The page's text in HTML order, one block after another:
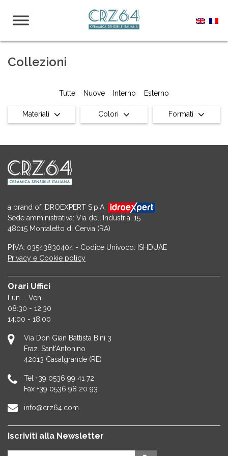
Collezioni
Tutte Nuove Interno Esterno
Materiali Colori Formati
a brand of IDROEXPERT S.p.A.
Sede amministrativa: Via dell'Industria, 15
48015 Montaletto di Cervia (RA)
P.IVA: 03543830404 - Codice Univoco: ISHDUAE
Privacy e Cookie policy
Orari Uffici
Lun. - Ven.
08:30 - 12:30
14:00 - 18:00
Via Don Gian Battista Bini 3
Fraz. Sant'Antonino
42013 Casalgrande (RE)
Tel +39 0536 99 41 72
Fax +39 0536 98 20 93
info@crz64.com
Iscriviti alla Newsletter